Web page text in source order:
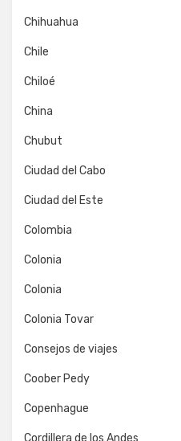
Chihuahua
Chile
Chiloé
China
Chubut
Ciudad del Cabo
Ciudad del Este
Colombia
Colonia
Colonia
Colonia Tovar
Consejos de viajes
Coober Pedy
Copenhague
Cordillera de los Andes